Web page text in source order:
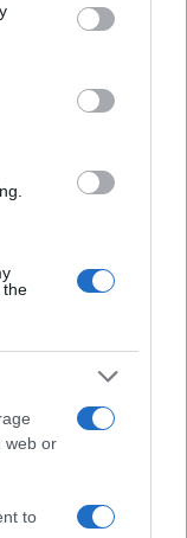
You may click to
party tags to
in below Google
the
web or
to